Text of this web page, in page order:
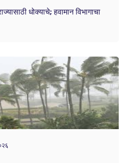
धोक्याचे; हवामान विभागाचा